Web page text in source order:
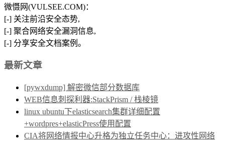
微慑网(VULSEE.COM)：
[-] 关注前沿安全态势,
[-] 聚合网络安全漏洞信息,
[-] 分享安全文档案例。
最新文章
[pywxdump] 解密微信部分数据库
WEB信息刺探利器:StackPrism / 栈棱镜
linux ubuntu下elasticsearch集群详细配置
+wordpres+elasticPress使用配置
CIA将网络情报中心升格为独立任务中心：进攻性网络